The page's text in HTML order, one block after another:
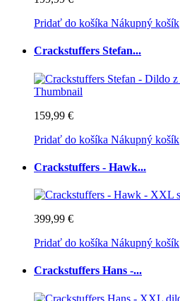
Pridať do košíka Nákupný košík
Crackstuffers Stefan...
159,99 €
Pridať do košíka Nákupný košík
Crackstuffers - Hawk...
399,99 €
Pridať do košíka Nákupný košík
Crackstuffers Hans -...